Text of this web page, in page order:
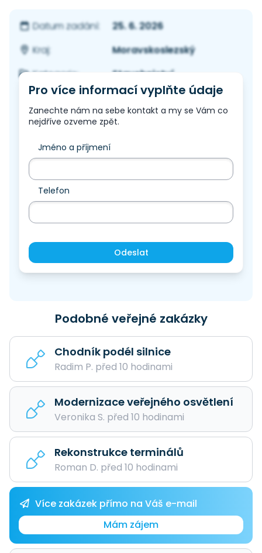
Datum zadání:
25. 6. 2026
Kraj:
Moravskoslezský
Kategorie:
Stavebnictví
Pro více informací vyplňte údaje
Zanechte nám na sebe kontakt a my se Vám co
nejdříve ozveme zpět.
Jméno a příjmení
Telefon
Odeslat
Podobné veřejné zakázky
Chodník podél silnice
Radim P. před 10 hodinami
Modernizace veřejného osvětlení
Veronika S. před 10 hodinami
Rekonstrukce terminálů
Roman D. před 10 hodinami
Více zakázek přímo na Váš e-mail
Mám zájem